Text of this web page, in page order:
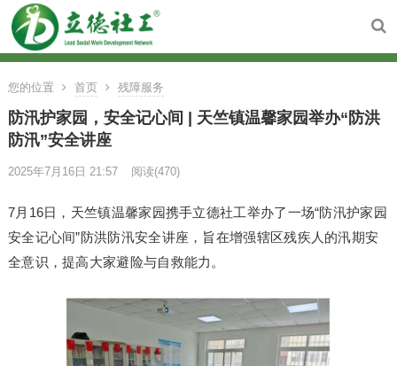
您的位置 首页 残障服务
防汛护家园，安全记心间 | 天竺镇温馨家园举办“防洪
防汛”安全讲座
2025年7月16日 21:57 阅读(470)
7月16日，天竺镇温馨家园携手立德社工举办了一场“防汛护家园
安全记心间”防洪防汛安全讲座，旨在增强辖区残疾人的汛期安
全意识，提高大家避险与自救能力。